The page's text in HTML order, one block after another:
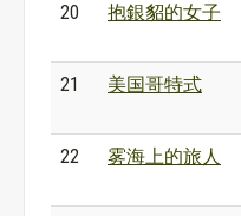
20 抱銀貂的女子
21 美国哥特式
22 雾海上的旅人